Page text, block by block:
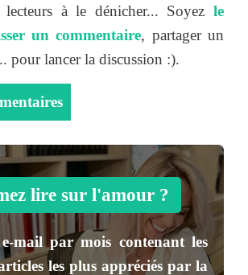
lecteurs à le dénicher... Soyez le
un commentaire, partager un
pour lancer la discussion :).
lire sur l'amour ?
mail par mois contenant les
les plus appréciés par la